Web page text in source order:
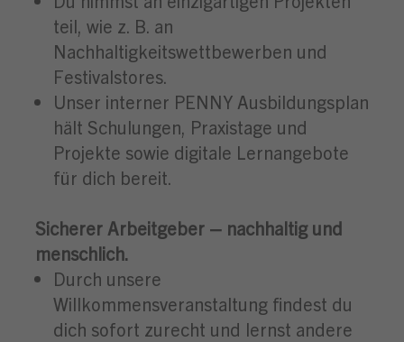
teil, wie z. B. an
Nachhaltigkeitswettbewerben und
Festivalstores.
Unser interner PENNY Ausbildungsplan
hält Schulungen, Praxistage und
Projekte sowie digitale Lernangebote
für dich bereit.
Sicherer Arbeitgeber – nachhaltig und
menschlich.
Durch unsere
Willkommensveranstaltung findest du
dich sofort zurecht und lernst andere